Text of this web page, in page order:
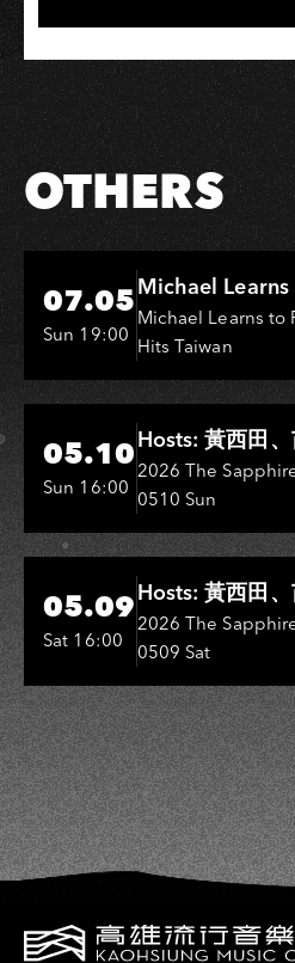
OTHERS
Hi-Ing Music Hall
07.05
Sun 19:00
Michael Learns
Michael Learns to
Hits Taiwan
Hi-Ing Music Hall
05.10
Sun 16:00
Hosts: 黃西田
Entertainers:
敏、王彩樺、王
彬、邵大倫、
瑤
2026 The
0510 Sun
Hi-Ing Music Hall
05.09
Sat 16:00
Hosts: 黃西田
Entertainers:
敏、張秀卿、王
彬、邵大倫、
瑤
2026 The
0509 Sat